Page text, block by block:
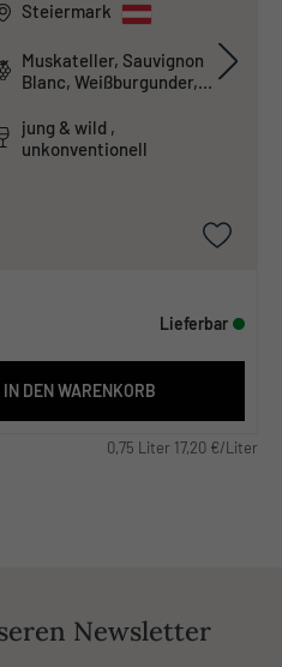
Steiermark
Muskateller, Sauvignon
Blanc, Weißburgunder,
jung & wild ,
unkonventionell
Lieferbar
IN DEN WARENKORB
0,75 Liter 17,20 €/Liter
Newsletter